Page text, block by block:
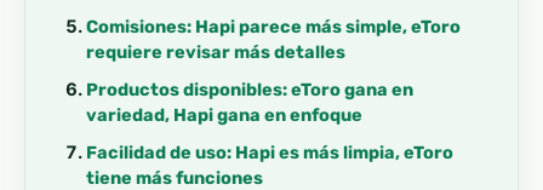
Comisiones: Hapi parece más simple, eToro
requiere revisar más detalles
Productos disponibles: eToro gana en
variedad, Hapi gana en enfoque
Facilidad de uso: Hapi es más limpia, eToro
tiene más funciones